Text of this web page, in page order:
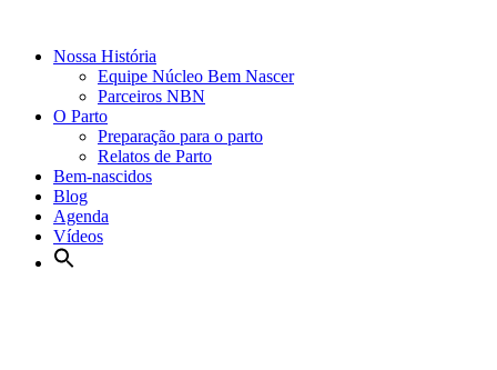
Nossa História
Equipe Núcleo Bem Nascer
Parceiros NBN
O Parto
Preparação para o parto
Relatos de Parto
Bem-nascidos
Blog
Agenda
Vídeos